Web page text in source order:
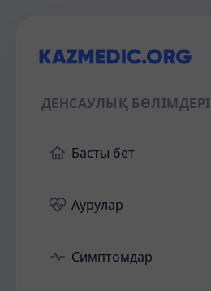
ДЕНСАУЛЫҚ БӨЛІМДЕРІ
Басты бет
Аурулар
Симптомдар